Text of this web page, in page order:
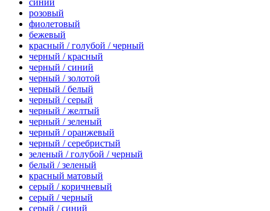
синий
розовый
фиолетовый
бежевый
красный / голубой / черный
черный / красный
черный / синий
черный / золотой
черный / белый
черный / серый
черный / желтый
черный / зеленый
черный / оранжевый
черный / серебристый
зеленый / голубой / черный
белый / зеленый
красный матовый
серый / коричневый
серый / черный
серый / синий